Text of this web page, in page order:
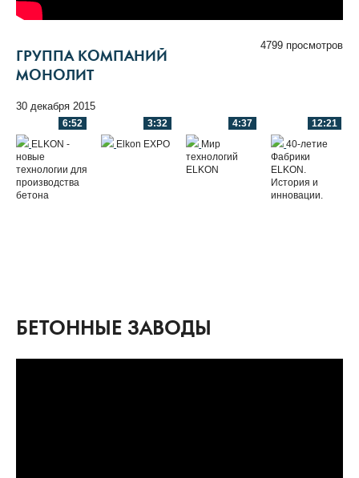
4799 просмотров
ГРУППА КОМПАНИЙ
МОНОЛИТ
30 декабря 2015
6:52
ELKON -
новые
технологии для
производства
бетона
3:32
Elkon EXPO
4:37
Мир
технологий
ELKON
12:21
40-летие
Фабрики
ELKON.
История и
инновации.
БЕТОННЫЕ ЗАВОДЫ